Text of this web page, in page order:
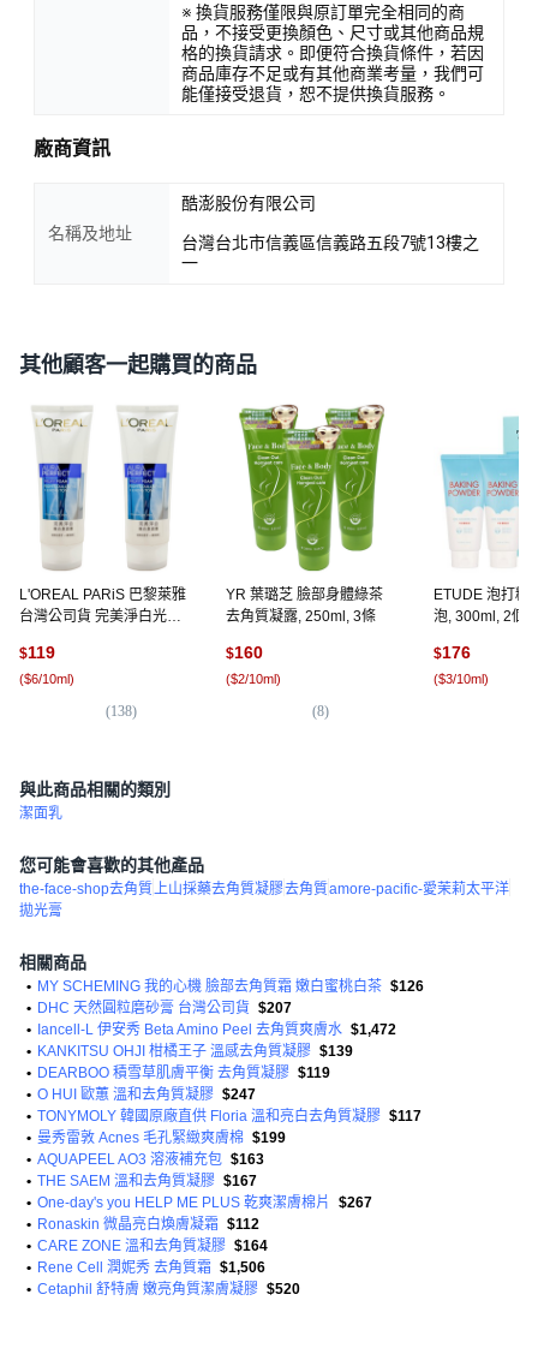
※ 換貨服務僅限與原訂單完全相同的商
品，不接受更換顏色、尺寸或其他商品規
格的換貨請求。即便符合換貨條件，若因
商品庫存不足或有其他商業考量，我們可
能僅接受退貨，恕不提供換貨服務。
廠商資訊
名稱及地址
酷澎股份有限公司
台灣台北市信義區信義路五段7號13樓之
一
其他顧客一起購買的商品
L'OREAL PARiS 巴黎萊雅
台灣公司貨 完美淨白光采
條
$119
($6/10ml)
(138)
YR 葉璐芝 臉部身體綠茶
去角質凝露, 250ml, 3條
$160
($2/10ml)
(8)
ETUDE 泡打粉
泡, 300ml, 2個
$176
($3/10ml)
與此商品相關的類別
潔面乳
您可能會喜歡的其他產品
the-face-shop去角質上山採藥去角質凝膠去角質amore-pacific-愛茉莉太平洋
拋光膏
相關商品
• MY SCHEMING 我的心機 臉部去角質霜 嫩白蜜桃白茶 $126
• DHC 天然圓粒磨砂膏 台灣公司貨 $207
•
Iancell-L 伊安秀 Beta Amino Peel 去角質爽膚水 $1,472
• KANKITSU OHJI 柑橘王子 溫感去角質凝膠 $139
• DEARBOO 積雪草肌膚平衡 去角質凝膠 $119
• O HUI 歐蕙 溫和去角質凝膠 $247
• TONYMOLY 韓國原廠直供 Floria 溫和亮白去角質凝膠 $117
• 曼秀雷敦 Acnes 毛孔緊緻爽膚棉 $199
• AQUAPEEL AO3 溶液補充包 $163
• THE SAEM 溫和去角質凝膠 $167
• One-day's you HELP ME PLUS 乾爽潔膚棉片
$267
• Ronaskin 微晶亮白煥膚凝霜 $112
• CARE ZONE 溫和去角質凝膠 $164
• Rene Cell 潤妮秀 去角質霜 $1,506
• Cetaphil 舒特膚 嫩亮角質潔膚凝膠 $520